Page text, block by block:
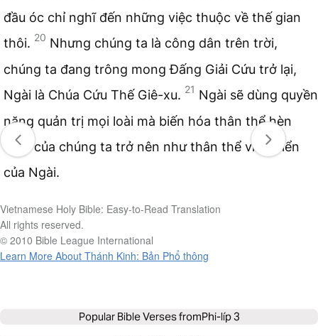
đầu óc chỉ nghĩ đến những việc thuộc về thế gian
thôi. 20 Nhưng chúng ta là công dân trên trời,
chúng ta đang trông mong Đấng Giải Cứu trở lại,
Ngài là Chúa Cứu Thế Giê-xu. 21 Ngài sẽ dùng quyền
năng quản trị mọi loài mà biến hóa thân thể hèn
mọn của chúng ta trở nên như thân thể vinh hiển
của Ngài.
Vietnamese Holy Bible: Easy-to-Read Translation
All rights reserved.
© 2010 Bible League International
Learn More About Thánh Kinh: Bản Phổ thông
Popular Bible Verses fromPhi-líp 3